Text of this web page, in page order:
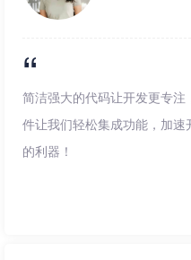
简洁强大的代码让开发更专
件让我们轻松集成功能，加
的利器！